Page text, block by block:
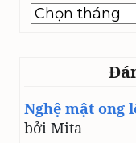
Time
line
Nghệ mật ong
bởi Mita